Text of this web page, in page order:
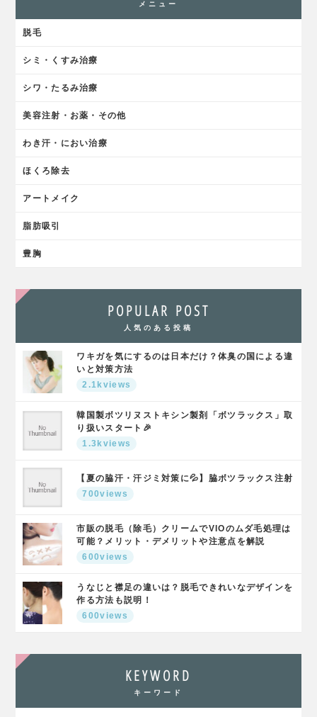
メニュー
脱毛
シミ・くすみ治療
シワ・たるみ治療
美容注射・お薬・その他
わき汗・におい治療
ほくろ除去
アートメイク
脂肪吸引
豊胸
POPULAR POST
人気のある投稿
ワキガを気にするのは日本だけ？体臭の国による違
いと対策方法
2.1kviews
韓国製ボツリヌストキシン製剤「ボツラックス」取
り扱いスタート🎉
1.3kviews
【夏の脇汗・汗ジミ対策に💦】脇ボツラックス注射
700views
市販の脱毛（除毛）クリームでVIOのムダ毛処理は
可能？メリット・デメリットや注意点を解説
600views
うなじと襟足の違いは？脱毛できれいなデザインを
作る方法も説明！
600views
KEYWORD
キーワード